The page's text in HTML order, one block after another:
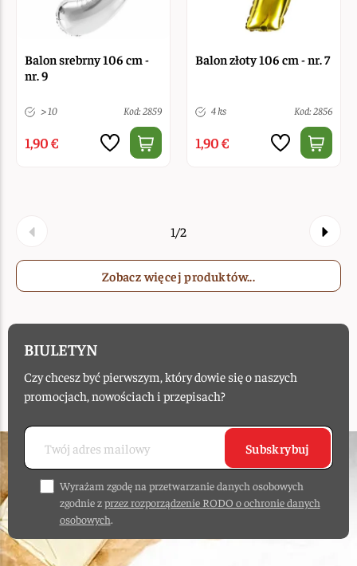
Balon srebrny 106 cm -
nr. 9
> 10 Kod: 2859
1,90 €
Balon złoty 106 cm - nr. 7
4 ks Kod: 2856
1,90 €
1/2
Zobacz więcej produktów...
BIULETYN
Czy chcesz być pierwszym, który dowie się o naszych
promocjach, nowościach i przepisach?
Subskrybuj
Wyrażam zgodę na przetwarzanie danych osobowych
zgodnie zprzez rozporządzenie RODO o ochronie danych
osobowych.